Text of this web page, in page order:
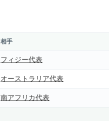
相手
フィジー代表
オーストラリア代表
南アフリカ代表